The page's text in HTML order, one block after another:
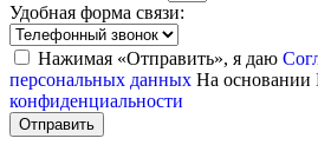
Удобная форма связи:
Нажимая «Отправить», я даю
персональных данных На основании
конфиденциальности
Отправить